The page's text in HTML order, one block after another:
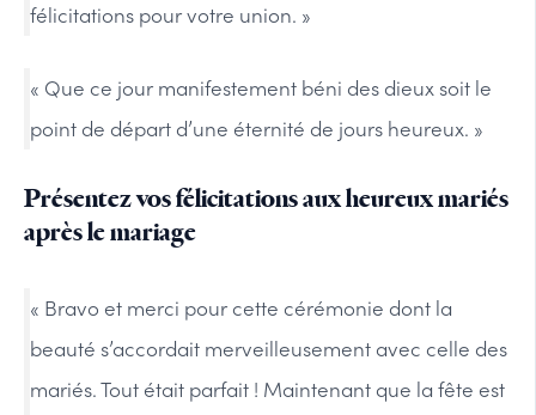
félicitations pour votre union. »
« Que ce jour manifestement béni des dieux soit le
point de départ d’une éternité de jours heureux. »
Présentez vos félicitations aux heureux mariés
après le mariage
« Bravo et merci pour cette cérémonie dont la
beauté s’accordait merveilleusement avec celle des
mariés. Tout était parfait ! Maintenant que la fête est